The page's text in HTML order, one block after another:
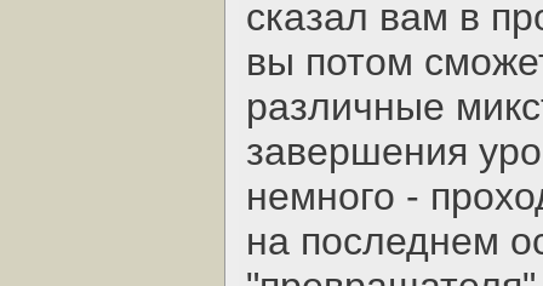
сказал вам в
вы потом
различные
завершения
немного -
на последнем